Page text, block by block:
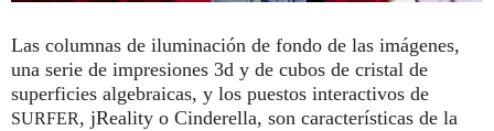
Las columnas de iluminación de fondo de las imágenes,
una serie de impresiones 3d y de cubos de cristal de
superficies algebraicas, y los puestos interactivos de
SURFER, jReality o Cinderella, son características de la